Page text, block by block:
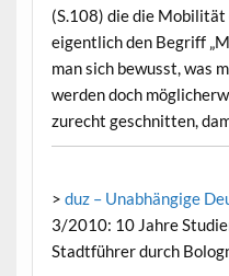
(S.108) die die
eigentlich den Begriff
man sich bewusst, was
werden doch
zurecht geschnitten,
> duz – Unabhängige
3/2010: 10 Jahre
Stadtführer durch